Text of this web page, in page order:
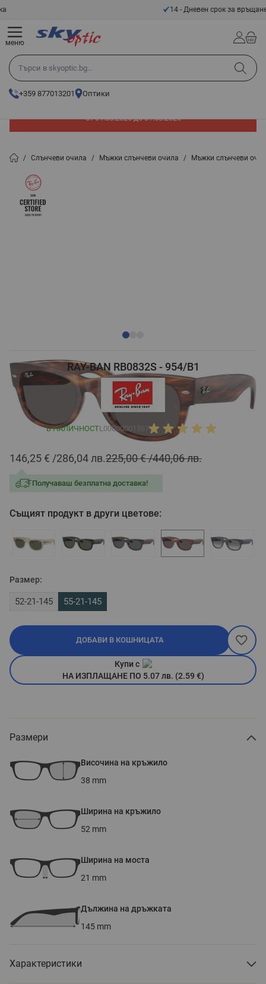
Прескачане към съдържанието14 - Дневен срок за връщане
Търси в skyoptic.bg...
+359 877013201 Оптики
меню
от 01.08.2026 до 31.08.2026
/ Слънчеви очила / Мъжки слънчеви очила / Мъжки слънчеви
RAY-BAN RB0832S - 954/B1
В НАЛИЧНОСТL00000001597
225,00 € 440,06 лв.
146,25 € 286,04 лв.
Получаваш безплатна доставка!
Същият продукт в други цветове:
Размер:
52-21-145 55-21-145
ДОБАВИ В КОШНИЦАТА
Купи с
НА ИЗПЛАЩАНЕ ПО 5.07 лв. (2.59 €)
Размери
Височина на кръжило
38 mm
Ширина на кръжило
52 mm
Ширина на моста
21 mm
Дължина на дръжката
145 mm
Характеристики